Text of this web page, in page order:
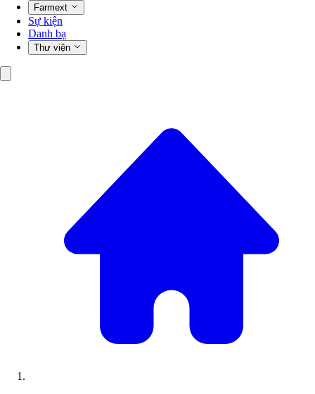
Farmext
Sự kiện
Danh bạ
Thư viện